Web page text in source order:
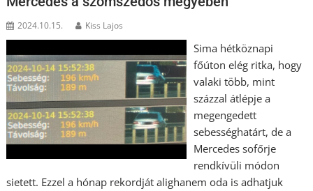
2024.10.15. Kiss Lajos
Sima hétköznapi
főúton elég ritka, hogy
valaki több, mint
százzal átlépje a
megengedett
sebességhatárt, de a
Mercedes sofőrje
rendkívüli módon
sietett. Ezzel a hónap rekordját alighanem oda is adhatjuk